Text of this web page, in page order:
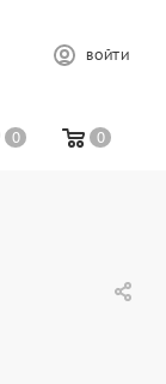
ВОЙТИ
0 0